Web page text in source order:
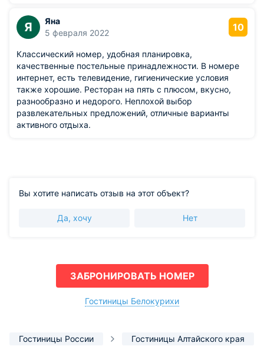
Я
Яна
5 февраля 2022
10
Классический номер, удобная планировка,
качественные постельные принадлежности. В номере
интернет, есть телевидение, гигиенические условия
также хорошие. Ресторан на пять с плюсом, вкусно,
разнообразно и недорого. Неплохой выбор
развлекательных предложений, отличные варианты
активного отдыха.
Вы хотите написать отзыв на этот объект?
Да, хочу Нет
ЗАБРОНИРОВАТЬ НОМЕР
Гостиницы Белокурихи
Гостиницы России Гостиницы Алтайского края